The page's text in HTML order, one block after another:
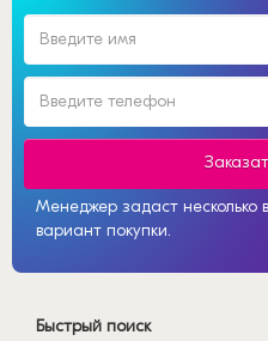
Менеджер задаст несколько
вариант покупки.
Быстрый поиск